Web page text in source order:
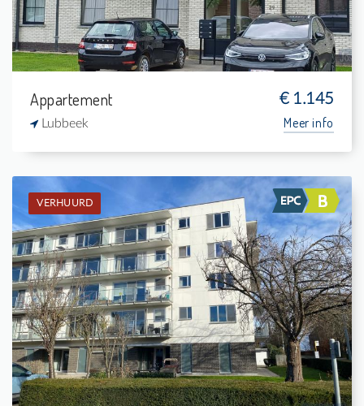
Appartement € 1.145
Lubbeek Meer info
VERHUURD
Verhuurd: Appartement
2
-
1
94 m²